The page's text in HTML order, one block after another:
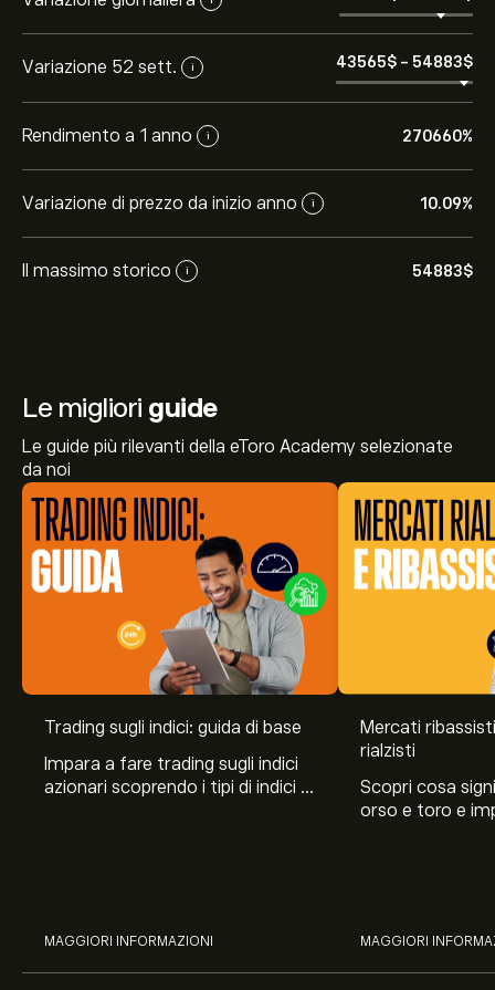
Variazione 52 sett. i 43565‎$‎ - 54883‎$‎
Rendimento a 1 anno i 270660%
Variazione di prezzo da inizio anno i 10.09%
Il massimo storico i 54883‎$‎
Le migliori guide
Le guide più rilevanti della eToro Academy selezionate
da noi
Trading sugli indici: guida di base
Impara a fare trading sugli indici
azionari scoprendo i tipi di indici di
MAGGIORI INFORMAZIONI
Mercati
rialzisti
Scopri cosa
orso e toro e
MAGGIORI
Il prezzo attuale di DOW30.SEP26 è 54,124.00‎$‎
Seleziona l'intervallo di tempo "1D" o "1W" sul grafico di